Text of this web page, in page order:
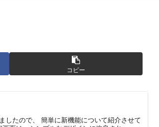
コピー
したので、 簡単に新機能について紹介させて